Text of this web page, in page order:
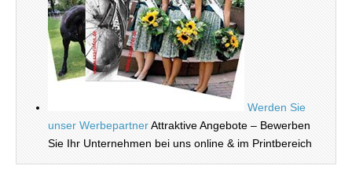
Werden Sie
unser WerbepartnerAttraktive Angebote – Bewerben
Sie Ihr Unternehmen bei uns online & im Printbereich